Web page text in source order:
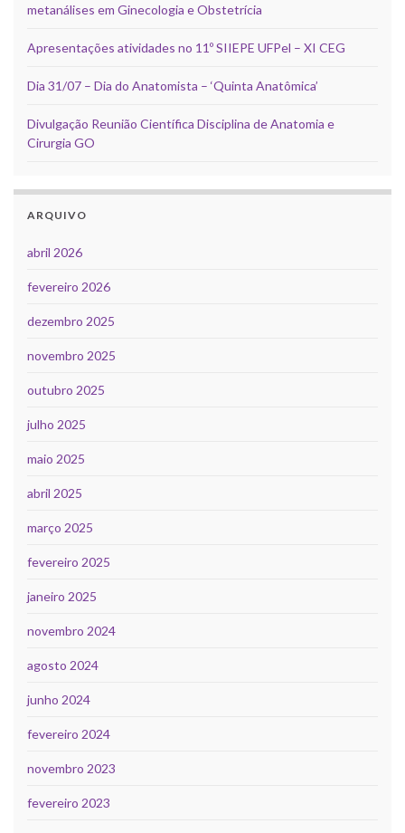
metanálises em Ginecologia e Obstetrícia
Apresentações atividades no 11º SIIEPE UFPel – XI CEG
Dia 31/07 – Dia do Anatomista – ‘Quinta Anatômica’
Divulgação Reunião Científica Disciplina de Anatomia e
Cirurgia GO
ARQUIVO
abril 2026
fevereiro 2026
dezembro 2025
novembro 2025
outubro 2025
julho 2025
maio 2025
abril 2025
março 2025
fevereiro 2025
janeiro 2025
novembro 2024
agosto 2024
junho 2024
fevereiro 2024
novembro 2023
fevereiro 2023